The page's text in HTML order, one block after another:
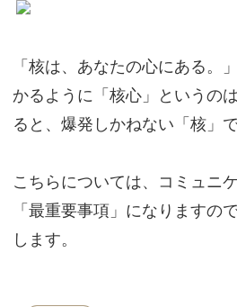
「核は、あなたの心にある。
かるように「核心」というの
ると、爆発しかねない「核」
こちらについては、コミュニ
「最重要事項」になりますの
します。